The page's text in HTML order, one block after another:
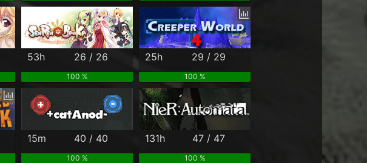
53h 26 / 26
100 %
25h 29 / 29
100 %
15m 40 / 40
100 %
131h 47 / 47
100 %